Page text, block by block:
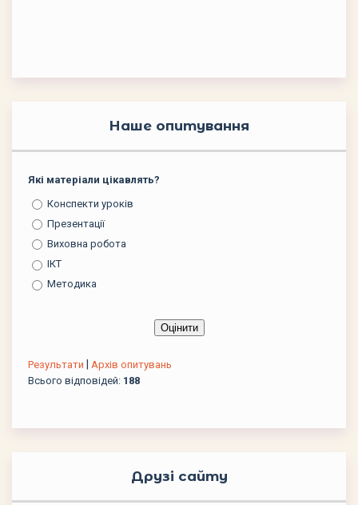
Наше опитування
Які матеріали цікавлять?
Конспекти уроків
Презентації
Виховна робота
ІКТ
Методика
Результати
Архів опитувань
Всього відповідей: 188
Друзі сайту